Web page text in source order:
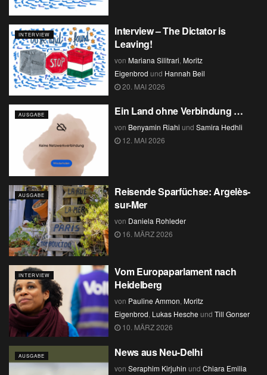
INTERVIEW
Interview – The Dictator is
Leaving!
von Mariana Silitrari,Moritz
Eigenbrod und Hannah Beil
20. MAI 2026
AUSGABE Ein Land ohne Verbindung …
von Benyamin Riahi undSamira Hedhli
12. MAI 2026
AUSGABE
Reisende Sparfüchse: Argelès-
sur-Mer
von Daniela Rohleder
16. MÄRZ 2026
INTERVIEW
Vom Europaparlament nach
Heidelberg
von Pauline Ammon,Moritz
Eigenbrod, Lukas Hesche undTill Gonser
10. MÄRZ 2026
AUSGABE News aus Neu-Delhi
von Seraphim Kirjuhin undChiara Emilia